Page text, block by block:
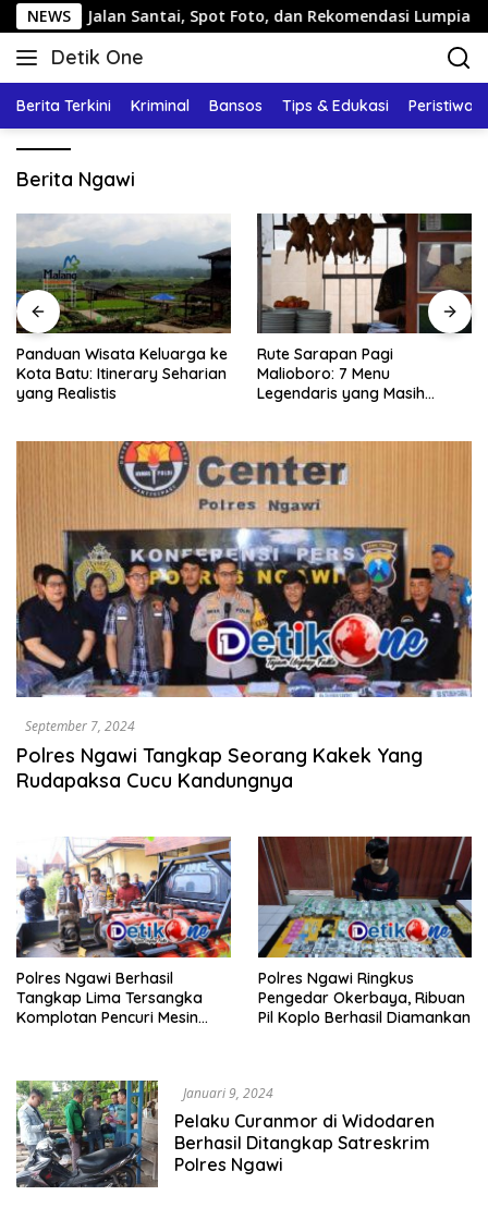
Langsung
ke
konten
NEWS
Jalan Santai, Spot Foto, dan Rekomendasi Lumpia
Detik One
Tajam
Fakta
Berita Terkini Kriminal Bansos Tips & Edukasi Peristiwa
Berita Ngawi
Panduan Wisata Keluarga ke
Kota Batu: Itinerary Seharian
yang Realistis
Rute Sarapan Pagi
Malioboro: 7 Menu
Legendaris yang Masih
September 7, 2024
Polres Ngawi Tangkap Seorang Kakek Yang
Rudapaksa Cucu Kandungnya
Polres Ngawi Berhasil
Tangkap Lima Tersangka
Komplotan Pencuri Mesin
Polres Ngawi Ringkus
Pengedar Okerbaya, Ribuan
Pil Koplo Berhasil Diamankan
Januari 9, 2024
Pelaku Curanmor di Widodaren
Berhasil Ditangkap Satreskrim
Polres Ngawi